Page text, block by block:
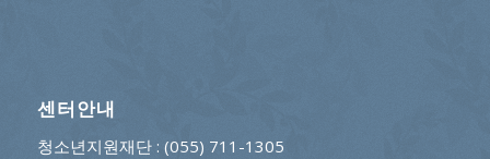
센터안내
청소년지원재단: (055) 711-1305